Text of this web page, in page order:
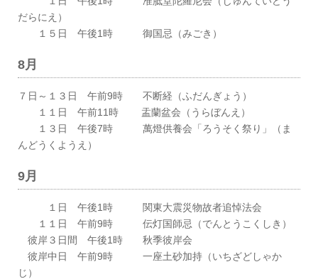
だらにえ）
１５日 午後1時 御国忌（みごき）
8月
７日～１３日 午前9時 不断経（ふだんぎょう）
１１日 午前11時 盂蘭盆会（うらぼんえ）
１３日 午後7時 萬燈供養会「ろうそく祭り」（ま
んどうくようえ）
9月
１日 午後1時 関東大震災物故者追悼法会
１１日 午前9時 伝灯国師忌（でんとうこくしき）
彼岸３日間 午後1時 秋季彼岸会
彼岸中日 午前9時 一座土砂加持（いちざどしゃか
じ）